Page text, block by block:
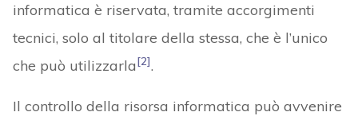
informatica è riservata, tramite accorgimenti
tecnici, solo al titolare della stessa, che è l’unico
che può utilizzarla[2].
Il controllo della risorsa informatica può avvenire